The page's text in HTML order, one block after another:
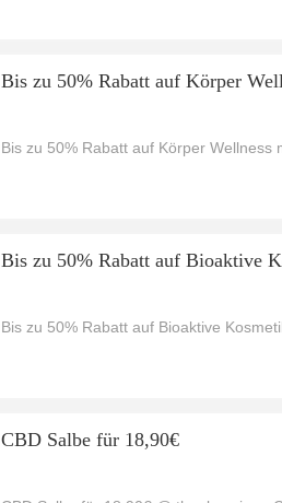
Bis zu 50% Rabatt auf Körper
Bis zu 50% Rabatt auf Körper Wellness
Bis zu 50% Rabatt auf Bioaktive
Bis zu 50% Rabatt auf Bioaktive
CBD Salbe für 18,90€